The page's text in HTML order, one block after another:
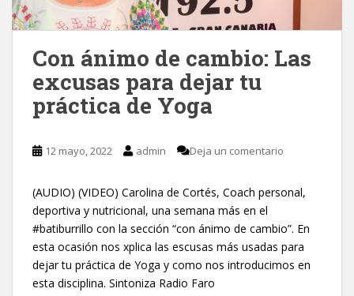
Con ánimo de cambio: Las
excusas para dejar tu
práctica de Yoga
12 mayo, 2022 admin Deja un comentario
(AUDIO) (VIDEO) Carolina de Cortés, Coach personal,
deportiva y nutricional, una semana más en el
#batiburrillo con la sección “con ánimo de cambio”. En
esta ocasión nos xplica las escusas más usadas para
dejar tu práctica de Yoga y como nos introducimos en
esta disciplina. Sintoniza Radio Faro